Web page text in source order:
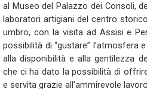
al Museo del Palazzo dei Consoli,
laboratori artigiani del centro
umbro, con la visita ad Assisi e
possibilità di “gustare” l’atmosfera
alla disponibilità e alla gentilezza
che ci ha dato la possibilità di
e servita grazie all’ammirevole